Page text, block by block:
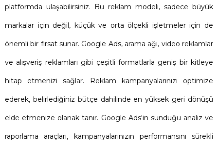
platformda ulaşabilirsiniz. Bu reklam modeli, sadece büyük
markalar için değil, küçük ve orta ölçekli işletmeler için de
önemli bir fırsat sunar. Google Ads, arama ağı, video reklamlar
ve alışveriş reklamları gibi çeşitli formatlarla geniş bir kitleye
hitap etmenizi sağlar. Reklam kampanyalarınızı optimize
ederek, belirlediğiniz bütçe dahilinde en yüksek geri dönüşü
elde etmenize olanak tanır. Google Ads'in sunduğu analiz ve
raporlama araçları, kampanyalarınızın performansını sürekli